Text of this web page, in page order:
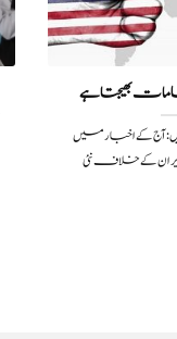
بھیجتا ہے
خبریں: آج کے اخبارمیں
کے خلاف نئی